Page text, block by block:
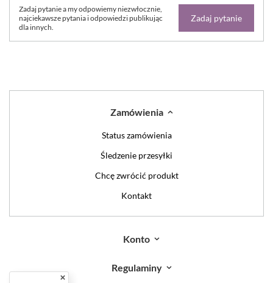
Zadaj pytanie a my odpowiemy niezwłocznie,
najciekawsze pytania i odpowiedzi publikując
dla innych.
Zadaj pytanie
Zamówienia
Status zamówienia
Śledzenie przesyłki
Chcę zwrócić produkt
Kontakt
Konto
Regulaminy